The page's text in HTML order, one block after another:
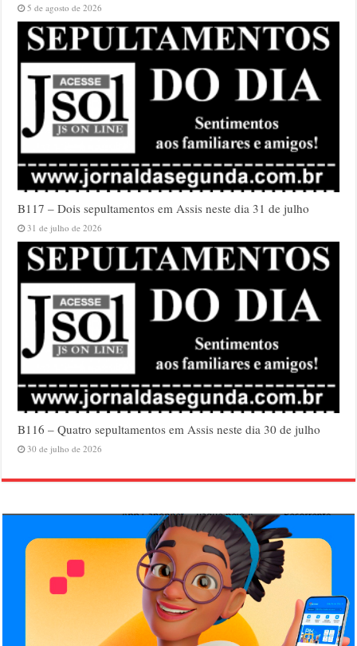
5 de agosto de 2026
B117 – Dois sepultamentos em Assis neste dia 31 de julho
31 de julho de 2026
B116 – Quatro sepultamentos em Assis neste dia 30 de julho
30 de julho de 2026